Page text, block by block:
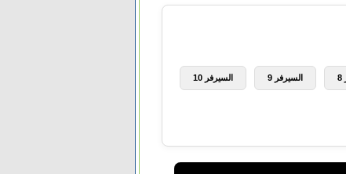
السيرفر 9 السيرفر 10